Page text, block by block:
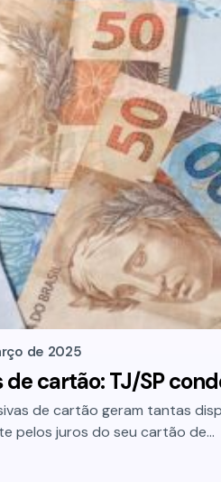
de 2025
de cartão: TJ/SP
de cartão geram tantas
pelos juros do seu cartão de…